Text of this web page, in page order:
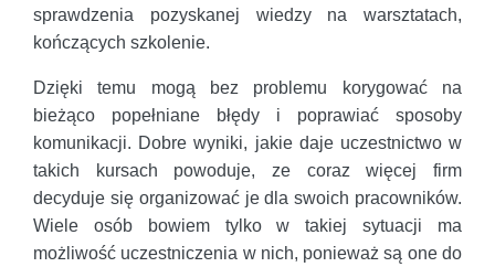
sprawdzenia pozyskanej wiedzy na warsztatach,
kończących szkolenie.
Dzięki temu mogą bez problemu korygować na
bieżąco popełniane błędy i poprawiać sposoby
komunikacji. Dobre wyniki, jakie daje uczestnictwo w
takich kursach powoduje, ze coraz więcej firm
decyduje się organizować je dla swoich pracowników.
Wiele osób bowiem tylko w takiej sytuacji ma
możliwość uczestniczenia w nich, ponieważ są one do